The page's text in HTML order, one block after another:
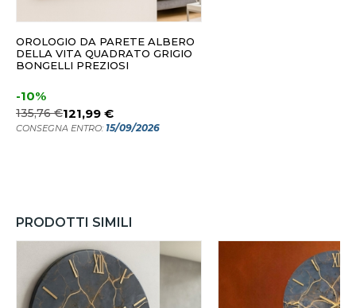
OROLOGIO DA PARETE ALBERO
DELLA VITA QUADRATO GRIGIO
BONGELLI PREZIOSI
-10%
135,76 €121,99 €
CONSEGNA ENTRO: 15/09/2026
PRODOTTI SIMILI